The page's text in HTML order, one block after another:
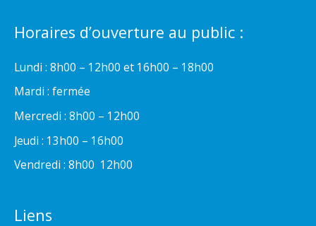
Horaires d’ouverture au public :
Lundi : 8h00 – 12h00 et 16h00 – 18h00
Mardi : fermée
Mercredi : 8h00 – 12h00
Jeudi : 13h00 – 16h00
Vendredi : 8h00  12h00
Liens